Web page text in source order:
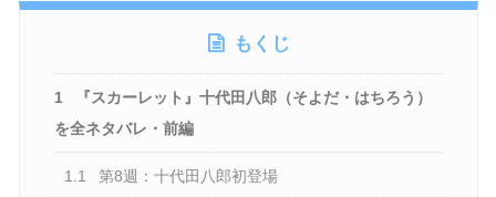
もくじ
1
『スカーレット』十代田八郎（そよだ・はちろう）
を全ネタバレ・前編
1.1 第8週：十代田八郎初登場